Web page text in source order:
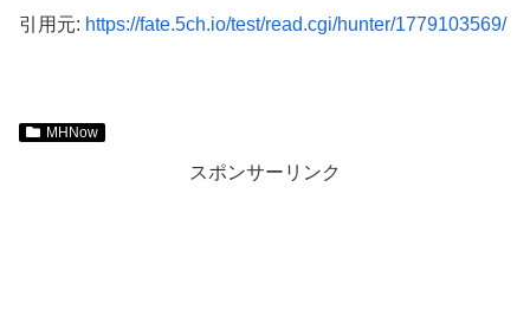
引用元: https://fate.5ch.io/test/read.cgi/hunter/1779103569/
MHNow
スポンサーリンク